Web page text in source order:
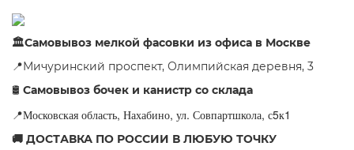
🏛Самовывоз мелкой фасовки из офиса в Москве
📍Мичуринский проспект, Олимпийская деревня, 3
🛢 Самовывоз бочек и канистр со склада
📍Московская область, Нахабино, ул. Совпартшкола, с5к1
🚚 ДОСТАВКА ПО РОССИИ В ЛЮБУЮ ТОЧКУ